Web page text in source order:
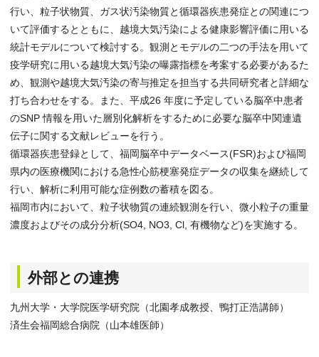
行い、粒子状物質、ガス状汚染物質と循環器疾患発症との関連につ
いて評価するとともに、越境大気汚染による健康影響評価に用いる
統計モデルについて検討する。観測とモデルの二つの手法を用いて
疫学研究に用いる越境大気汚染の曝露指標を考案する必要があるた
め、観測や越境大気汚染の寄与推定を担当する共同研究者と詳細な
打ち合わせをする。また、平成26 年度に予定している脳卒中患者
のSNP 情報を用いた層別化解析をするために必要な脳卒中関連遺
伝子に関する文献レビューを行う。
循環器疾患登録として、福岡脳卒中データベース(FSR)および福岡
県内の医療機関における急性心筋梗塞発症データの収集を継続して
行い、解析に利用可能な症例数の蓄積を図る。
福岡市内において、粒子状物質の連続観測を行い、微小粒子の重量
濃度およびその成分分析(SO4, NO3, Cl, 有機物など)を実施する。
外部との連携
九州大学・大学院医学研究院（北園孝成教授、鴨打正浩講師）
済生会福岡総合病院（山本雄医師）